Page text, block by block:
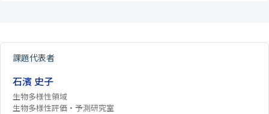
課題代表者
石濱 史子
生物多様性領域
生物多様性評価・予測研究室